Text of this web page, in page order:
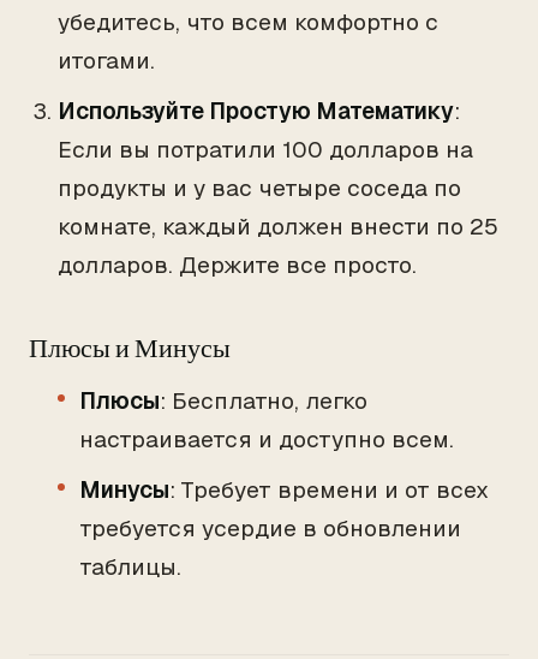
убедитесь, что всем комфортно с
итогами.
Используйте Простую Математику:
Если вы потратили 100 долларов на
продукты и у вас четыре соседа по
комнате, каждый должен внести по 25
долларов. Держите все просто.
Плюсы и Минусы
Плюсы: Бесплатно, легко
настраивается и доступно всем.
Минусы: Требует времени и от всех
требуется усердие в обновлении
таблицы.